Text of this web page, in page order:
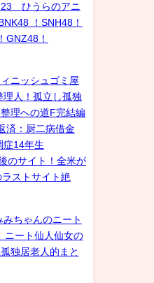
23 ひうらのアニ
！SNH48！
GNZ48！
ニッシュゴミ屋
人！孤立し孤独
理への道F完結編
済：厨二病借金
症14年生
のサイト！全米が
ストサイト絶
ちゃんのニート
ニート仙人仙女の
独居老人的まと